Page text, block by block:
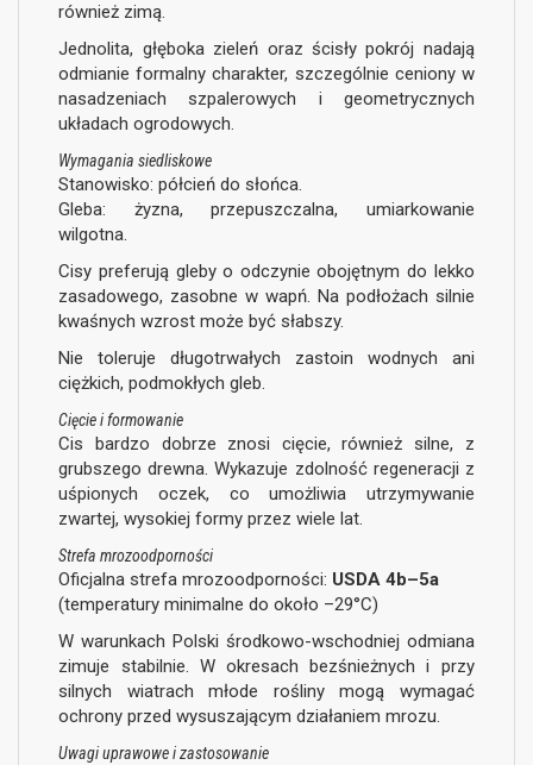
również zimą.
Jednolita, głęboka zieleń oraz ścisły pokrój nadają
odmianie formalny charakter, szczególnie ceniony w
nasadzeniach szpalerowych i geometrycznych
układach ogrodowych.
Wymagania siedliskowe
Stanowisko: półcień do słońca.
Gleba: żyzna, przepuszczalna, umiarkowanie
wilgotna.
Cisy preferują gleby o odczynie obojętnym do lekko
zasadowego, zasobne w wapń. Na podłożach silnie
kwaśnych wzrost może być słabszy.
Nie toleruje długotrwałych zastoin wodnych ani
ciężkich, podmokłych gleb.
Cięcie i formowanie
Cis bardzo dobrze znosi cięcie, również silne, z
grubszego drewna. Wykazuje zdolność regeneracji z
uśpionych oczek, co umożliwia utrzymywanie
zwartej, wysokiej formy przez wiele lat.
Strefa mrozoodporności
Oficjalna strefa mrozoodporności: USDA 4b–5a
(temperatury minimalne do około –29°C)
W warunkach Polski środkowo-wschodniej odmiana
zimuje stabilnie. W okresach bezśnieżnych i przy
silnych wiatrach młode rośliny mogą wymagać
ochrony przed wysuszającym działaniem mrozu.
Uwagi uprawowe i zastosowanie